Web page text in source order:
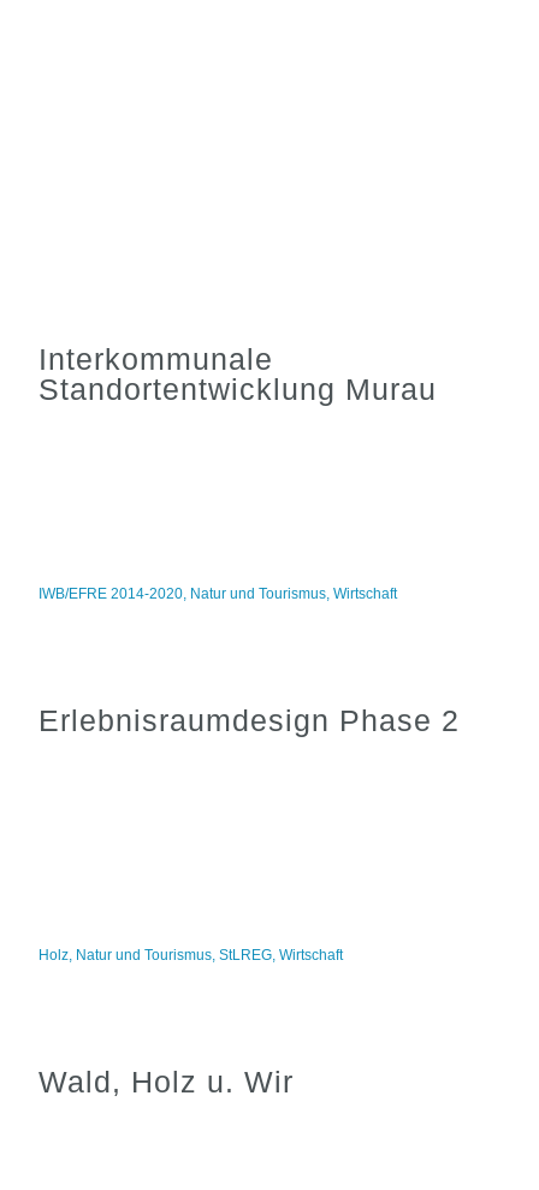
Interkommunale
Standortentwicklung Murau
IWB/EFRE 2014-2020, Natur und Tourismus,Wirtschaft
Erlebnisraumdesign Phase 2
Holz, Natur und Tourismus,StLREG,Wirtschaft
Wald, Holz u. Wir